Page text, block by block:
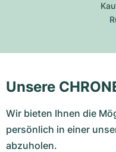
Unsere
Wir bieten Ihnen die
persönlich in einer
abzuholen.